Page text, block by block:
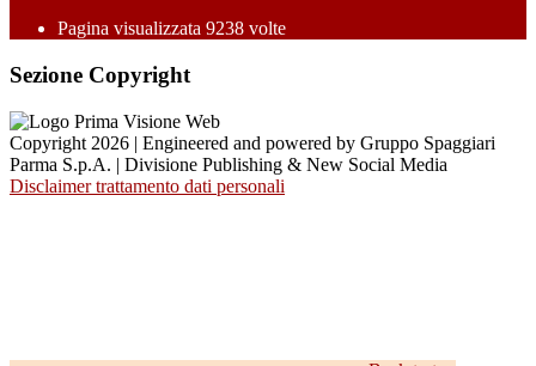
Pagina visualizzata 9238 volte
Sezione Copyright
Copyright 2026 | Engineered and powered by Gruppo Spaggiari
Parma S.p.A. | Divisione Publishing & New Social Media
Disclaimer trattamento dati personali